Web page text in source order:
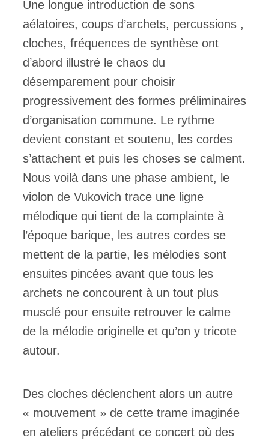
Une longue introduction de sons
aélatoires, coups d’archets, percussions ,
cloches, fréquences de synthèse ont
d’abord illustré le chaos du
désemparement pour choisir
progressivement des formes préliminaires
d’organisation commune. Le rythme
devient constant et soutenu, les cordes
s’attachent et puis les choses se calment.
Nous voilà dans une phase ambient, le
violon de Vukovich trace une ligne
mélodique qui tient de la complainte à
l’époque barique, les autres cordes se
mettent de la partie, les mélodies sont
ensuites pincées avant que tous les
archets ne concourent à un tout plus
musclé pour ensuite retrouver le calme
de la mélodie originelle et qu’on y tricote
autour.
Des cloches déclenchent alors un autre
« mouvement » de cette trame imaginée
en ateliers précédant ce concert où des